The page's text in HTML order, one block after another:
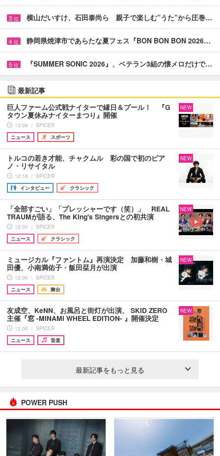
3 位 横山だいすけ、石田泰尚ら 親子で楽しむ”うた”から圧巻…
4 位 静岡県焼津市であらたな夏フェス『BON BON BON 2026…
5 位 『SUMMER SONIC 2026』、ベテラン3組の懐メロだけで…
最新記事
巨人ファーム公式戦ナイターで縁日＆プール！ 『G
タウン夏休みナイターまつり』開催
13:36 ｜ SPICER
ニュース
スポーツ
NEW
トルコの若き才能、チャクムル 彩の国で初のピア
ノ・リサイタル
12:18 ｜ SPICER
インタビュー
クラシック
NEW
「全部すごい」「プレッシャーです（笑）」 REAL
TRAUMが語る、The King's Singersとの初共演
12:00 ｜ SPICER
ニュース
クラシック
NEW
ミュージカル『ファントム』再演決定 加藤和樹・城
田優、小南満佑子・飯田栞月が出演
12:00 ｜ SPICER
ニュース
舞台
NEW
友成空、KeNN、お風呂と街灯が出演、 SKID ZERO
主催『窓 -MINAMI WHEEL EDITION- 』開催決定
12:00 ｜ SPICER
ニュース
音楽
NEW
最新記事をもっと見る
POWER PUSH